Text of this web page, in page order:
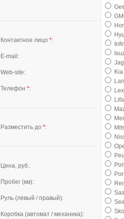
Kia
Контактное лицо *:
E-mail:
Web-site:
Телефон *:
Разместить до *: -
Цена, руб.:
Пробег (км):
Руль (левый / правый):
Коробка (автомат / механика):